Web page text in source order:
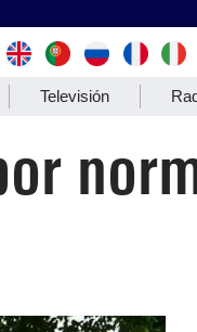
Televisión